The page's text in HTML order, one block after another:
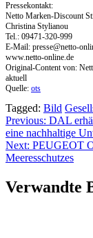
Pressekontakt:
Netto Marken-Discount
Christina Stylianou
Tel.: 09471-320-999
E-Mail: presse@netto-
www.netto-online.de
Original-Content von:
aktuell
Quelle: ots
Tagged: Bild
Previous: DAL
eine nachhaltige
Next: PEUGEOT
Meeresschutzes
Verwandte